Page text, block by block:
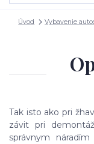
Úvod Vybavenie
Tak isto ako pri
závit pri
správnym